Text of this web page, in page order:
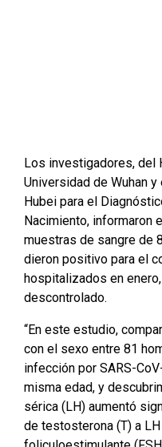
Los investigadores, del
Universidad de Wuhan
Hubei para el
Nacimiento, informaron
muestras de sangre de
dieron positivo para el
hospitalizados en
descontrolado.
“En este estudio,
con el sexo entre 81
infección por SARS-
misma edad, y
sérica (LH) aumentó
de testosterona (T) a